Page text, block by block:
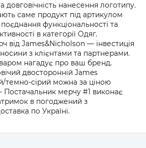
довговічність нанесення логотипу.
саме продукт під артикулом
функціональності та
в категорії Одяг.
від James&Nicholson — інвестиція
з клієнтами та партнерами.
нагадує про ваш бренд.
двосторонній James
темно-сірий можна за ціною
- Постачальник мерчу #1 виконає
в погоджений з
по Україні.